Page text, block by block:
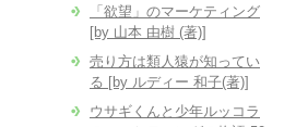
「欲望」のマーケティング
[by 山本 由樹 (著)]
売り方は類人猿が知ってい
る [by ルディー 和子(著)]
ウサギくんと少年ルッコラ